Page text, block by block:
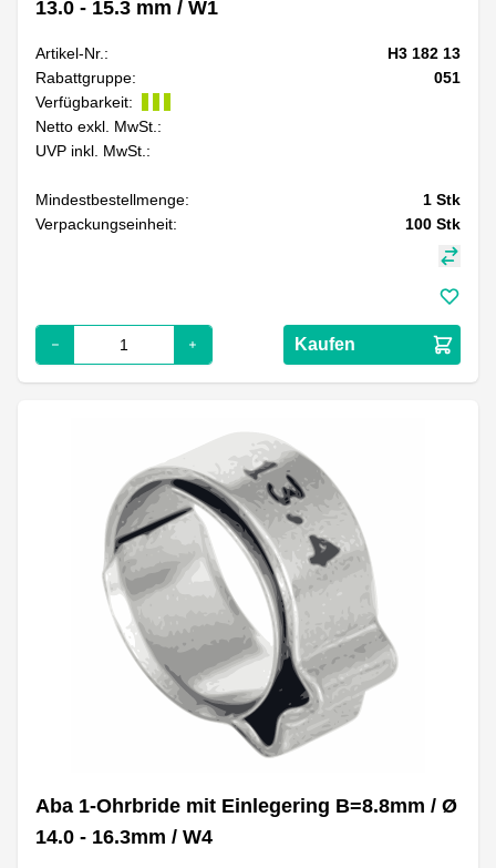
13.0 - 15.3 mm / W1
Artikel-Nr.:
H3 182 13
Rabattgruppe:
051
Verfügbarkeit:
Netto exkl. MwSt.:
UVP inkl. MwSt.:
Mindestbestellmenge: 1 Stk
Verpackungseinheit:
100 Stk
Kaufen
Aba 1-Ohrbride mit Einlegering B=8.8mm / Ø
14.0 - 16.3mm / W4